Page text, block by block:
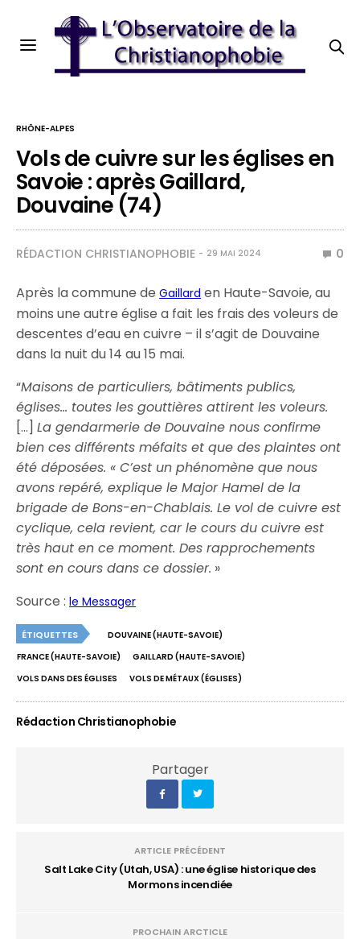
RHÔNE-ALPES
Vols de cuivre sur les églises en
Savoie : après Gaillard,
Douvaine (74)
RÉDACTION CHRISTIANOPHOBIE 29 MAI 2024 0
Après la commune deGaillard en Haute-Savoie, au
moins une autre église a fait les frais des voleurs de
descentes d’eau en cuivre – il s’agit de Douvaine
dans la nuit du 14 au 15 mai.
“Maisons de particuliers, bâtiments publics,
églises… toutes les gouttières attirent les voleurs.
[…]La gendarmerie de Douvaine nous confirme
bien ces différents méfaits et que des plaintes ont
été déposées. « C’est un phénomène que nous
avons repéré, explique le Major Hamel de la
brigade de Bons-en-Chablais. Le vol de cuivre est
cyclique, cela revient, car le cours du cuivre est
très haut en ce moment. Des rapprochements
sont en cours dans ce dossier. »
Source :le Messager
ÉTIQUETTES
DOUVAINE (HAUTE-SAVOIE)
FRANCE (HAUTE-SAVOIE)
GAILLARD (HAUTE-SAVOIE)
VOLS DANS DES ÉGLISES
VOLS DE MÉTAUX (ÉGLISES)
Rédaction Christianophobie
Partager
ARTICLE PRÉCÉDENT
Salt Lake City (Utah, USA) : une église historique des
Mormons incendiée
PROCHAIN ARCTICLE